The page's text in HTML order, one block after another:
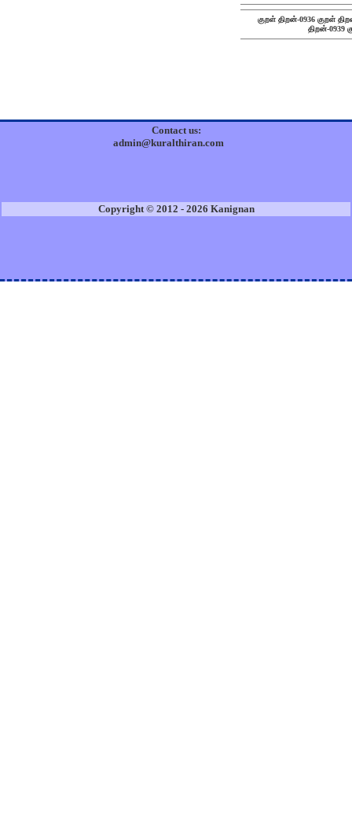
குறள் திறன்-0936 குறள்
திறன்-0939
Contact us:
admin@kuralthiran.com
Copyright © 2012 - 2026 Kanignan